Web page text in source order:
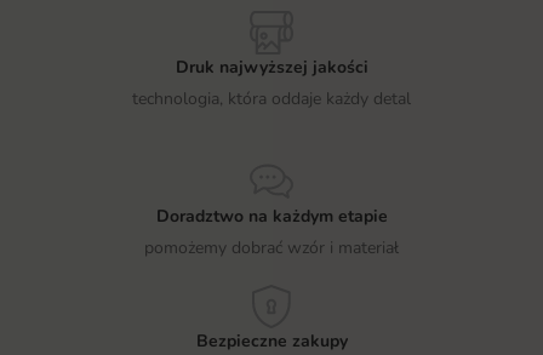
Druk najwyższej jakości
technologia, która oddaje każdy detal
Doradztwo na każdym etapie
pomożemy dobrać wzór i materiał
Bezpieczne zakupy